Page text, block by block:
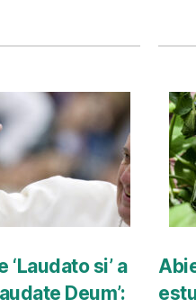
‘Laudato si’ a
Deum’: